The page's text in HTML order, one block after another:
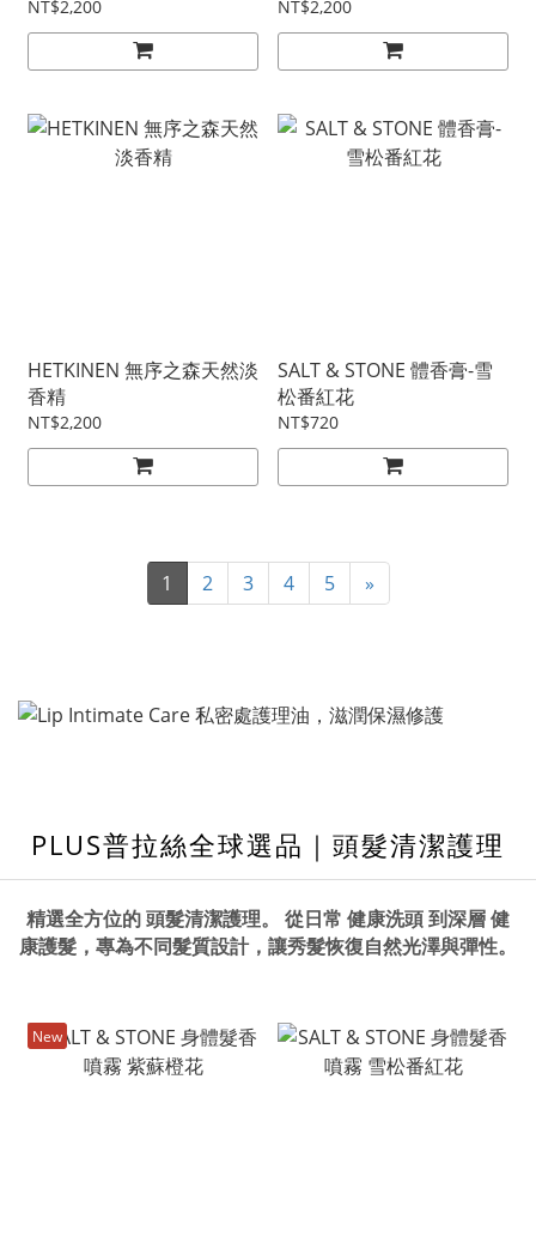
NT$2,200 NT$2,200
HETKINEN 無序之森天然淡
香精
NT$2,200
SALT & STONE 體香膏-雪
松番紅花
NT$720
1 2 3 4 5 »
PLUS普拉絲全球選品｜頭髮清潔護理
精選全方位的頭髮清潔護理。 從日常 健康洗頭到深層健
康護髮 ， 專為不同髮質設計，讓秀髮恢復自然光澤與彈性。
New